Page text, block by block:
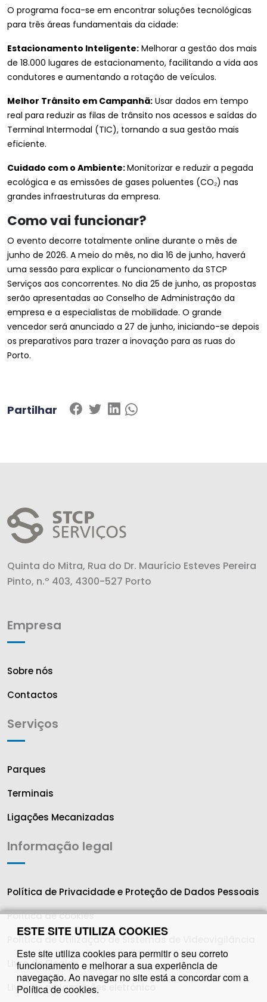
O programa foca-se em encontrar soluções tecnológicas
para três áreas fundamentais da cidade:
Estacionamento Inteligente: Melhorar a gestão dos mais
de 18.000 lugares de estacionamento, facilitando a vida aos
condutores e aumentando a rotação de veículos.
Melhor Trânsito em Campanhã: Usar dados em tempo
real para reduzir as filas de trânsito nos acessos e saídas do
Terminal Intermodal (TIC), tornando a sua gestão mais
eficiente.
Cuidado com o Ambiente:Monitorizar e reduzir a pegada
ecológica e as emissões de gases poluentes (CO₂) nas
grandes infraestruturas da empresa.
Como vai funcionar?
O evento decorre totalmente online durante o mês de
junho de 2026. A meio do mês, no dia 16 de junho, haverá
uma sessão para explicar o funcionamento da STCP
Serviços aos concorrentes. No dia 25 de junho, as propostas
serão apresentadas ao Conselho de Administração da
empresa e a especialistas de mobilidade. O grande
vencedor será anunciado a 27 de junho, iniciando-se depois
os preparativos para trazer a inovação para as ruas do
Porto.
Partilhar
Quinta do Mitra, Rua do Dr. Maurício Esteves Pereira
Pinto, n.º 403, 4300-527 Porto
Empresa
Sobre nós
Contactos
Serviços
Parques
Terminais
Ligações Mecanizadas
Informação legal
Política de Privacidade e Proteção de Dados Pessoais
Política de cookies
Livro de Elogios
Livro de reclamações eletrónico
ESTE SITE UTILIZA COOKIES
Este site utiliza cookies para permitir o seu correto
funcionamento e melhorar a sua experiência de
navegação. Ao navegar no site está a concordar com a
Política de cookies.